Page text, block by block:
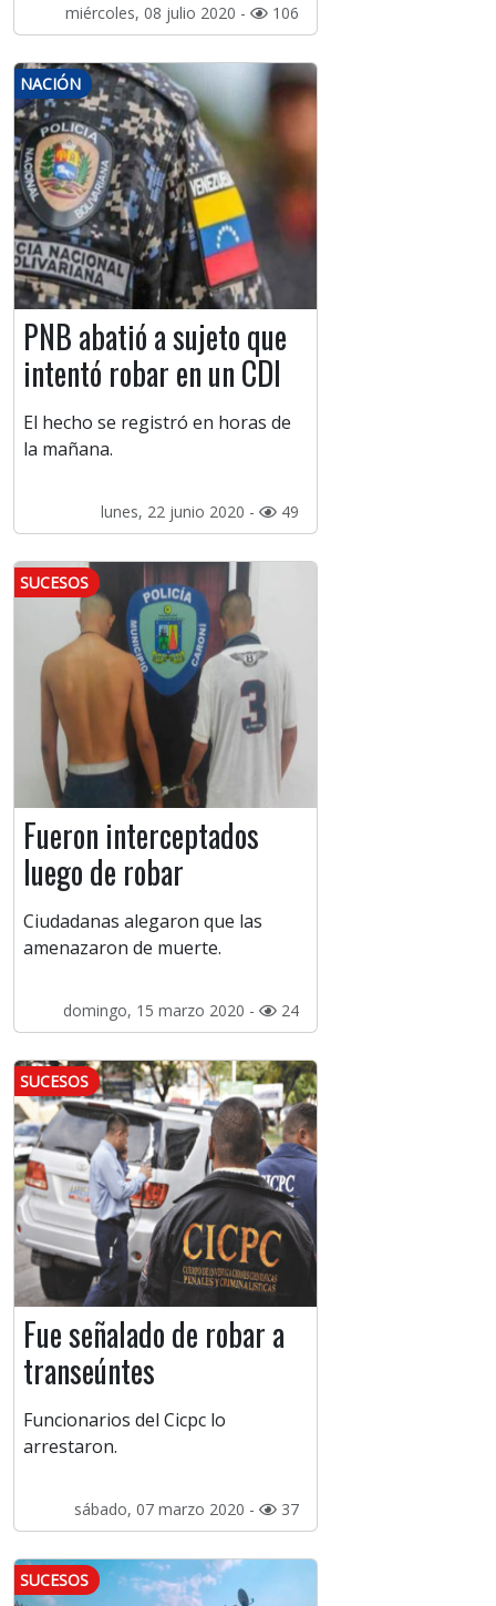
miércoles, 08 julio 2020 - 106
NACIÓN
PNB abatió a sujeto que
intentó robar en un CDI
El hecho se registró en horas de
la mañana.
lunes, 22 junio 2020 - 49
SUCESOS
Fueron interceptados
luego de robar
Ciudadanas alegaron que las
amenazaron de muerte.
domingo, 15 marzo 2020 - 24
SUCESOS
Fue señalado de robar a
transeúntes
Funcionarios del Cicpc lo
arrestaron.
sábado, 07 marzo 2020 - 37
SUCESOS